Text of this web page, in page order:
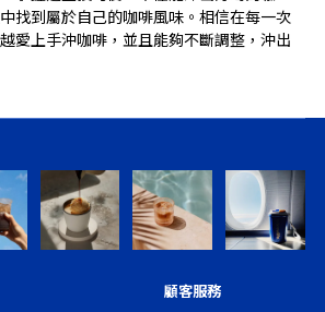
找到屬於自己的咖啡風味。相信在每一次
愛上手沖咖啡，並且能夠不斷調整，沖出
顧客服務